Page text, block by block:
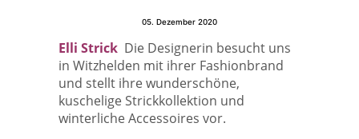
05. Dezember 2020
Elli Strick Die Designerin besucht uns
in Witzhelden mit ihrer Fashionbrand
und stellt ihre wunderschöne,
kuschelige Strickkollektion und
winterliche Accessoires vor.